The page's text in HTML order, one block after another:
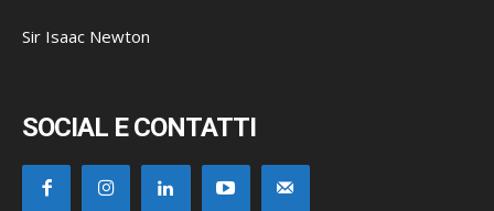
Sir Isaac Newton
SOCIAL E CONTATTI